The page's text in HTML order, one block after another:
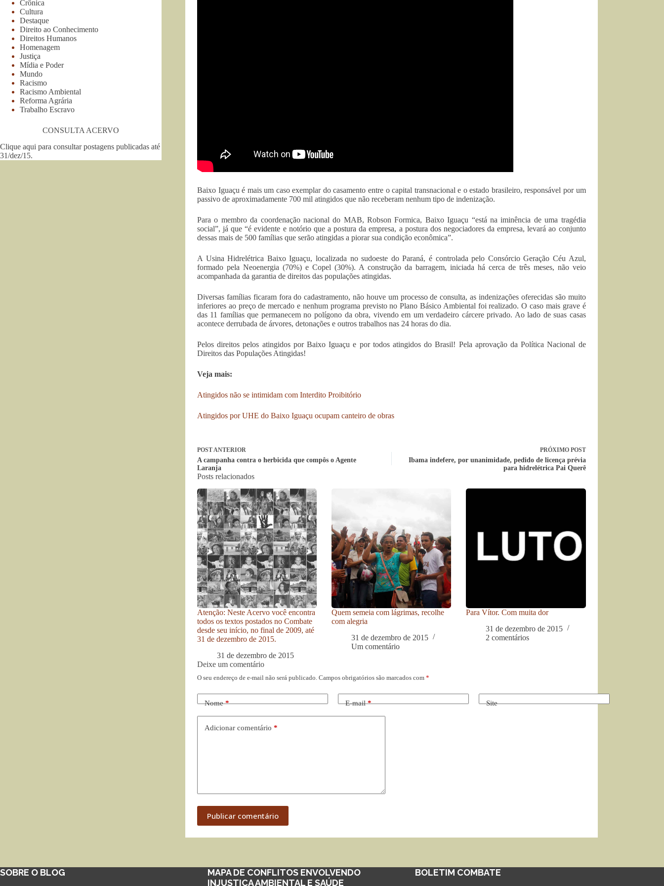
Baixo Iguaçu é mais um caso exemplar do casamento entre o capital transnacional e o estado brasileiro, responsável por um
passivo de aproximadamente 700 mil atingidos que não receberam nenhum tipo de indenização.
Para o membro da coordenação nacional do MAB, Robson Formica, Baixo Iguaçu “está na iminência de uma tragédia
social”, já que “é evidente e notório que a postura da empresa, a postura dos negociadores da empresa, levará ao conjunto
dessas mais de 500 famílias que serão atingidas a piorar sua condição econômica”.
A Usina Hidrelétrica Baixo Iguaçu, localizada no sudoeste do Paraná, é controlada pelo Consórcio Geração Céu Azul,
formado pela Neoenergia (70%) e Copel (30%). A construção da barragem, iniciada há cerca de três meses, não veio
acompanhada da garantia de direitos das populações atingidas.
Diversas famílias ficaram fora do cadastramento, não houve um processo de consulta, as indenizações oferecidas são muito
inferiores ao preço de mercado e nenhum programa previsto no Plano Básico Ambiental foi realizado. O caso mais grave é
das 11 famílias que permanecem no polígono da obra, vivendo em um verdadeiro cárcere privado. Ao lado de suas casas
acontece derrubada de árvores, detonações e outros trabalhos nas 24 horas do dia.
Pelos direitos pelos atingidos por Baixo Iguaçu e por todos atingidos do Brasil! Pela aprovação da Política Nacional de
Direitos das Populações Atingidas!
Veja mais:
Atingidos não se intimidam com Interdito Proibitório
Atingidos por UHE do Baixo Iguaçu ocupam canteiro de obras
POSTANTERIOR
A campanha contra o herbicida que compôs o Agente
Laranja
PRÓXIMO POST
Ibama indefere, por unanimidade, pedido de licença prévia
para hidrelétrica Pai Querê
Posts relacionados
Atenção: Neste Acervo você encontra
todos os textos postados no Combate
desde seu início, no final de 2009, até
31 de dezembro de 2015.
31 de dezembro de 2015
Quem semeia com lágrimas, recolhe
com alegria
31 de dezembro de 2015
Um comentário
Para Vítor. Com muita dor
31 de dezembro de 2015
2 comentários
Deixe um comentário
O seu endereço de e-mail não será publicado. Campos obrigatórios são marcados com *
Nome* E-mail* Site
Adicionar comentário *
Publicar comentário
Crônica
Cultura
Destaque
Direito ao Conhecimento
Direitos Humanos
Homenagem
Justiça
Mídia e Poder
Mundo
Racismo
Racismo Ambiental
Reforma Agrária
Trabalho Escravo
CONSULTA ACERVO
Clique aqui para consultar postagens publicadas até
31/dez/15.
SOBRE O BLOG
MAPA DE CONFLITOS ENVOLVENDO
INJUSTIÇA AMBIENTAL E SAÚDE
BOLETIM COMBATE